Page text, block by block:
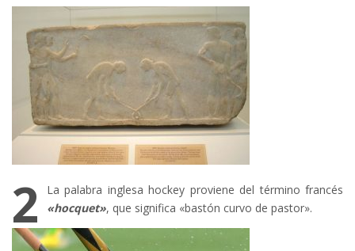
2
La palabra inglesa hockey proviene del término francés
«hocquet», que significa «bastón curvo de pastor».